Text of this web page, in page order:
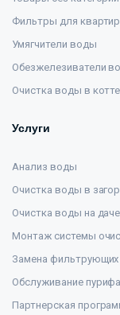
Фильтры для
Умягчители воды
Обезжелезиватели
Очистка воды в
Услуги
Анализ воды
Очистка воды в
Очистка воды на даче
Монтаж системы
Замена
Обслуживание
Партнерская